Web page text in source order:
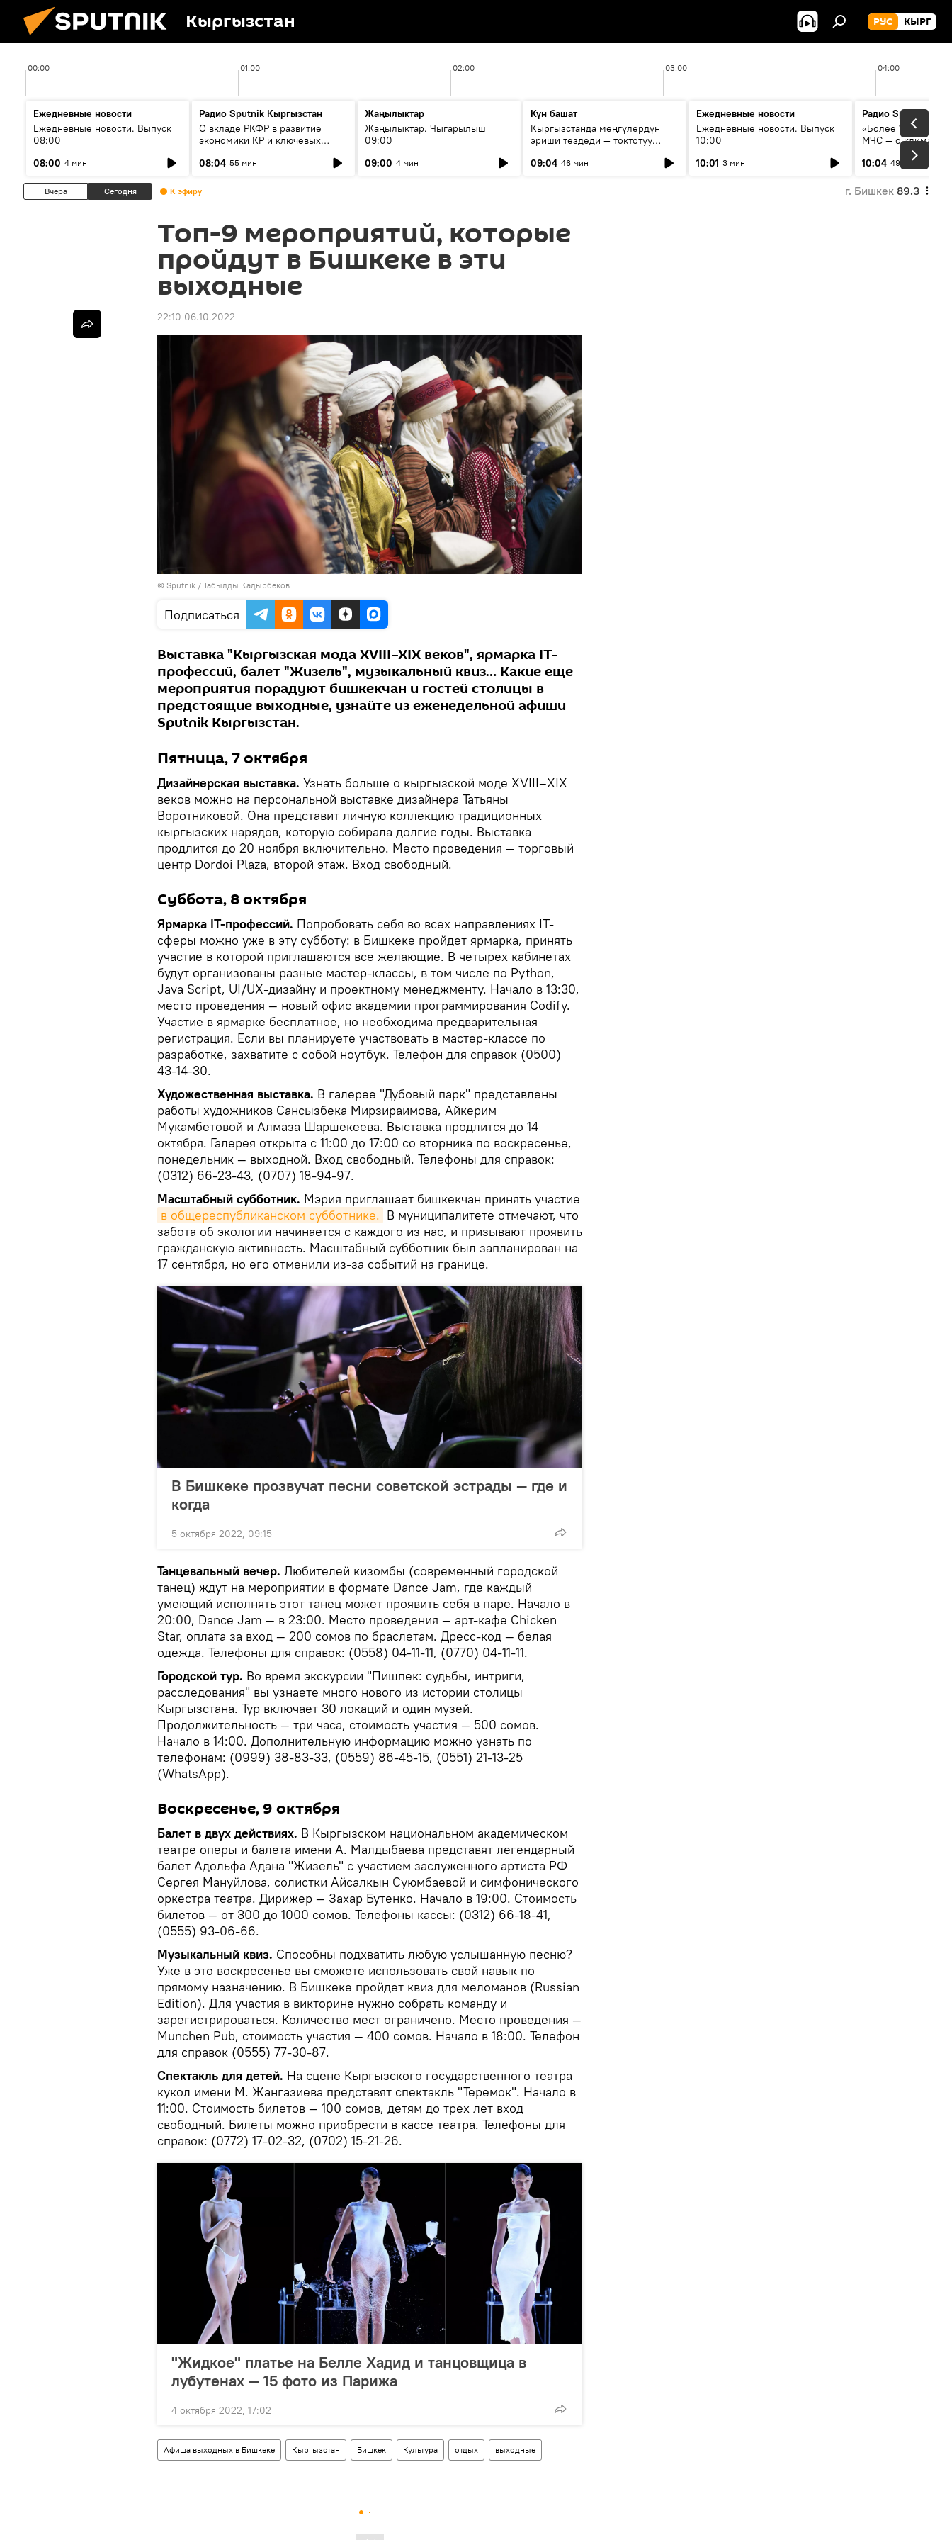
Кыргызстан РУС КЫРГ
00:00 01:00 02:00 03:00 04:00
Ежедневные новости
Ежедневные новости. Выпуск
08:00
08:00 4 мин
Радио Sputnik Кыргызстан
О вкладе РКФР в развитие
экономики КР и ключевых
08:04 55 мин
Жаңылыктар
Жаңылыктар. Чыгарылыш
09:00
09:00 4 мин
Күн башат
Кыргызстанда мөңгүлөрдүн
эриши тездеди — токтотуу
09:04 46 мин
Ежедневные новости
Ежедневные новости. Выпуск
10:00
10:01 3 мин
Радио Sputnik
«Более 1200 сёл в
МЧС — о климате,
системе
населения
10:04 49 мин
Вчера Сегодня К эфиру г. Бишкек 89.3
Топ-9 мероприятий, которые
пройдут в Бишкеке в эти
выходные
22:10 06.10.2022
© Sputnik / Табылды Кадырбеков
Подписаться
Выставка "Кыргызская мода XVIII–XIX веков", ярмарка IT-
профессий, балет "Жизель", музыкальный квиз… Какие еще
мероприятия порадуют бишкекчан и гостей столицы в
предстоящие выходные, узнайте из еженедельной афиши
Sputnik Кыргызстан.
Пятница, 7 октября
Дизайнерская выставка. Узнать больше о кыргызской моде XVIII–XIX
веков можно на персональной выставке дизайнера Татьяны
Воротниковой. Она представит личную коллекцию традиционных
кыргызских нарядов, которую собирала долгие годы. Выставка
продлится до 20 ноября включительно. Место проведения — торговый
центр Dordoi Plaza, второй этаж. Вход свободный.
Суббота, 8 октября
Ярмарка IT-профессий. Попробовать себя во всех направлениях IT-
сферы можно уже в эту субботу: в Бишкеке пройдет ярмарка, принять
участие в которой приглашаются все желающие. В четырех кабинетах
будут организованы разные мастер-классы, в том числе по Python,
Java Script, UI/UX-дизайну и проектному менеджменту. Начало в 13:30,
место проведения — новый офис академии программирования Codify.
Участие в ярмарке бесплатное, но необходима предварительная
регистрация. Если вы планируете участвовать в мастер-классе по
разработке, захватите с собой ноутбук. Телефон для справок (0500)
43-14-30.
Художественная выставка. В галерее "Дубовый парк" представлены
работы художников Сансызбека Мирзираимова, Айкерим
Мукамбетовой и Алмаза Шаршекеева. Выставка продлится до 14
октября. Галерея открыта с 11:00 до 17:00 со вторника по воскресенье,
понедельник — выходной. Вход свободный. Телефоны для справок:
(0312) 66-23-43, (0707) 18-94-97.
Масштабный субботник. Мэрия приглашает бишкекчан принять участие
в общереспубликанском субботнике. В муниципалитете отмечают, что
забота об экологии начинается с каждого из нас, и призывают проявить
гражданскую активность. Масштабный субботник был запланирован на
17 сентября, но его отменили из-за событий на границе.
В Бишкеке прозвучат песни советской эстрады — где и
когда
5 октября 2022, 09:15
Танцевальный вечер. Любителей кизомбы (современный городской
танец) ждут на мероприятии в формате Dance Jam, где каждый
умеющий исполнять этот танец может проявить себя в паре. Начало в
20:00, Dance Jam — в 23:00. Место проведения — арт-кафе Chicken
Star, оплата за вход — 200 сомов по браслетам. Дресс-код — белая
одежда. Телефоны для справок: (0558) 04-11-11, (0770) 04-11-11.
Городской тур. Во время экскурсии "Пишпек: судьбы, интриги,
расследования" вы узнаете много нового из истории столицы
Кыргызстана. Тур включает 30 локаций и один музей.
Продолжительность — три часа, стоимость участия — 500 сомов.
Начало в 14:00. Дополнительную информацию можно узнать по
телефонам: (0999) 38-83-33, (0559) 86-45-15, (0551) 21-13-25
(WhatsApp).
Воскресенье, 9 октября
Балет в двух действиях. В Кыргызском национальном академическом
театре оперы и балета имени А. Малдыбаева представят легендарный
балет Адольфа Адана "Жизель" с участием заслуженного артиста РФ
Сергея Мануйлова, солистки Айсалкын Суюмбаевой и симфонического
оркестра театра. Дирижер — Захар Бутенко. Начало в 19:00. Стоимость
билетов — от 300 до 1000 сомов. Телефоны кассы: (0312) 66-18-41,
(0555) 93-06-66.
Музыкальный квиз. Способны подхватить любую услышанную песню?
Уже в это воскресенье вы сможете использовать свой навык по
прямому назначению. В Бишкеке пройдет квиз для меломанов (Russian
Edition). Для участия в викторине нужно собрать команду и
зарегистрироваться. Количество мест ограничено. Место проведения —
Munchen Pub, стоимость участия — 400 сомов. Начало в 18:00. Телефон
для справок (0555) 77-30-87.
Спектакль для детей. На сцене Кыргызского государственного театра
кукол имени М. Жангазиева представят спектакль "Теремок". Начало в
11:00. Стоимость билетов — 100 сомов, детям до трех лет вход
свободный. Билеты можно приобрести в кассе театра. Телефоны для
справок: (0772) 17-02-32, (0702) 15-21-26.
"Жидкое" платье на Белле Хадид и танцовщица в
лубутенах — 15 фото из Парижа
4 октября 2022, 17:02
Афиша выходных в Бишкеке Кыргызстан Бишкек Культура отдых выходные